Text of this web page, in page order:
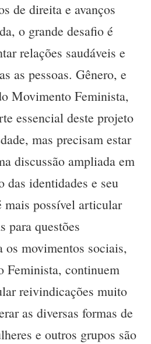
de direita e avanços
o grande desafio é
relações saudáveis e
as pessoas. Gênero, e
Movimento Feminista,
essencial deste projeto
mas precisam estar
discussão ampliada em
das identidades e seu
mais possível articular
para questões
os movimentos sociais,
Feminista, continuem
reivindicações muito
as diversas formas de
e outros grupos são